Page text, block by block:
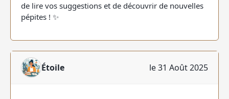
de lire vos suggestions et de découvrir de nouvelles
pépites ! ✨
Étoile le 31 Août 2025